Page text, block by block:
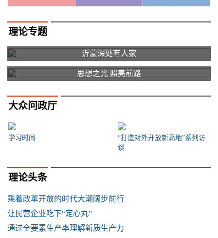
理论专题
沂蒙深处有人家
思想之光 照亮前路
大众问政厅
学习时间
“打造对外开放新高地”系列访
谈
理论头条
乘着改革开放的时代大潮阔步前行
让民营企业吃下“定心丸”
通过全要素生产率理解新质生产力